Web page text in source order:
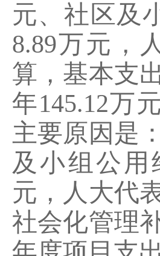
元、社区及
8.89万元，
算，基本支
年145.12万
主要原因是 ：
及小组公用
元，人大代
社会化管理